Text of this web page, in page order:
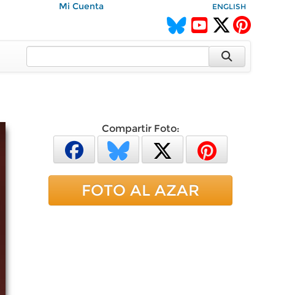
Mi Cuenta ENGLISH
Compartir Foto:
FOTO AL AZAR